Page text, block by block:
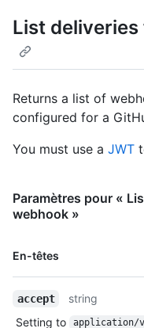
List
Returns a list of
configured for a
You must use a JWT
Paramètres pour «
webhook »
En-têtes
Nom, Type,
accept
string
Setting to
application/